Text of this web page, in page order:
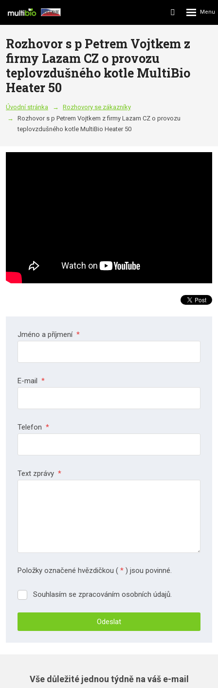
Vyhledávání
Rozbalení
Rozhovor s p Petrem Vojtkem z
firmy Lazam CZ o provozu
teplovzdušného kotle MultiBio
Heater 50
Úvodní stránka
Rozhovory se zákazníky
Rozhovor s p Petrem Vojtkem z firmy Lazam CZ o provozu
teplovzdušného kotle MultiBio Heater 50
Jméno a příjmení *
E-mail *
Telefon *
Text zprávy *
Položky označené hvězdičkou ( * ) jsou povinné.
Souhlasím
zpracováním
Souhlasím se zpracováním osobních údajů.
Odeslat
odeslat.
Vše důležité jednou týdně na váš e-mail